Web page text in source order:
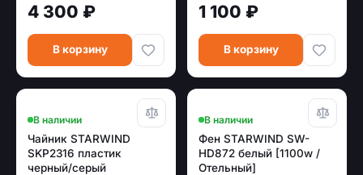
4 300 ₽
В корзину
1 100 ₽
В корзину
В наличии
Чайник STARWIND
SKP2316 пластик
черный/серый
В наличии
Фен STARWIND SW-
HD872 белый [1100w /
Отельный]